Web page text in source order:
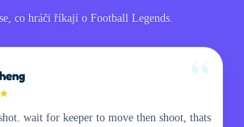
co hráči říkají o Football Legends.
★
wait for keeper to move then shoot, thats